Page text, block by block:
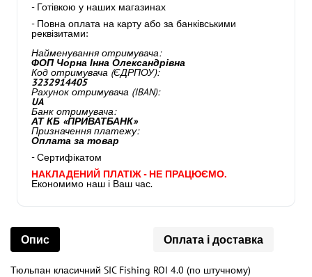
- Готівкою у наших магазинах
- Повна оплата на карту або за банківськими
реквізитами:
Найменування отримувача:
ФОП Чорна Інна Олександрівна
Код отримувача (ЄДРПОУ):
3232914405
Рахунок отримувача (IBAN):
UA
Банк отримувача:
АТ КБ «ПРИВАТБАНК»
Призначення платежу:
Оплата за товар
- Сертифікатом
НАКЛАДЕНИЙ ПЛАТІЖ - НЕ ПРАЦЮЄМО.
Економимо наш і Ваш час.
Опис Оплата і доставка
Тюльпан класичний SIC Fishing ROI 4.0 (по штучному)